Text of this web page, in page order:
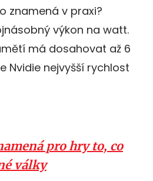
znamená v praxi?
výkon na watt.
má dosahovat až 6
Nvidie nejvyšší rychlost
pro hry to, co
války